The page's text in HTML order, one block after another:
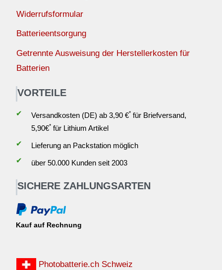
Widerrufsformular
Batterieentsorgung
Getrennte Ausweisung der Herstellerkosten für
Batterien
VORTEILE
✔ Versandkosten (DE) ab 3,90 €*für Briefversand,
5,90€*für Lithium Artikel
✔
Lieferung an Packstation möglich
✔
über 50.000 Kunden seit 2003
SICHERE ZAHLUNGSARTEN
Kauf auf Rechnung
Photobatterie.ch Schweiz